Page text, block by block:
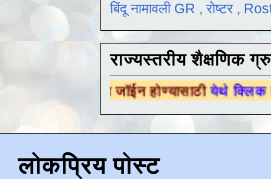
बिंदू नामावली GR , रोष्टर ,
राज्यस्तरीय शैक्षणिक
जॉईन होण्यासाठीयेथे क्लिक करा .
लोकप्रिय पोस्ट